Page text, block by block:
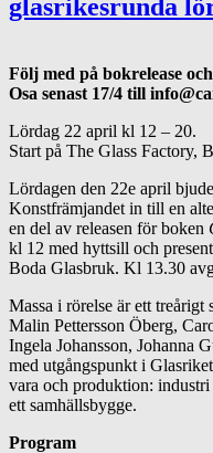
glasrikesrunda
Följ med på bokrelease
Osa senast 17/4 till
Lördag 22 april kl 12 – 20.
Start på The Glass Factory,
Lördagen den 22e april
Konstfrämjandet in till en
en del av releasen för boken
kl 12 med hyttsill och
Boda Glasbruk. Kl 13.30
Massa i rörelse är ett treårigt
Malin Pettersson Öberg,
Ingela Johansson, Johanna
med utgångspunkt i
vara och produktion:
ett samhällsbygge.
Program